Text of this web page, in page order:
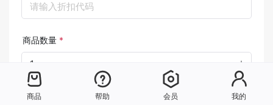
请输入折扣代码
商品数量 *
支付方式
商品 帮助 会员 我的